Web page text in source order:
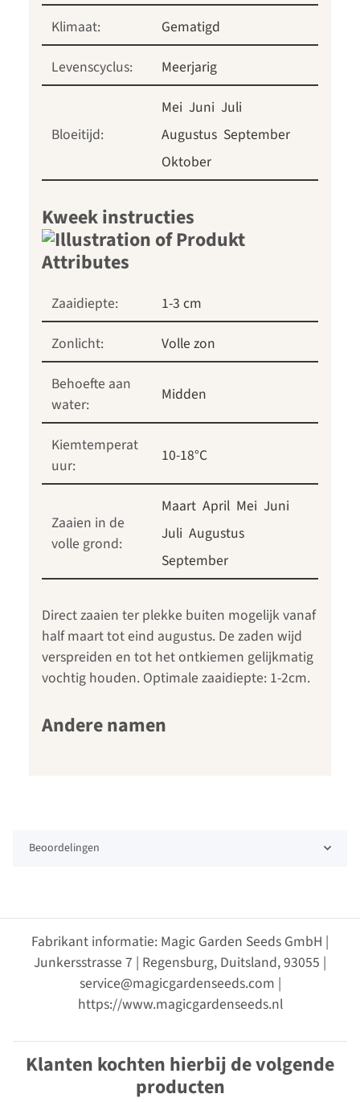
Klimaat:
Gematigd
Levenscyclus:
Meerjarig
Bloeitijd:
Mei Juni Juli
Augustus September
Oktober
Kweek instructies
Zaaidiepte:
1-3 cm
Zonlicht:
Volle zon
Behoefte aan
water:
Midden
Kiemtemperat
uur:
10-18°C
Zaaien in de
volle grond:
Maart April Mei Juni
Juli Augustus
September
Direct zaaien ter plekke buiten mogelijk vanaf
half maart tot eind augustus. De zaden wijd
verspreiden en tot het ontkiemen gelijkmatig
vochtig houden. Optimale zaaidiepte: 1-2cm.
Andere namen
Beoordelingen
Fabrikant informatie: Magic Garden Seeds GmbH |
Junkersstrasse 7 | Regensburg, Duitsland, 93055 |
service@magicgardenseeds.com |
https://www.magicgardenseeds.nl
Klanten kochten hierbij de volgende
producten